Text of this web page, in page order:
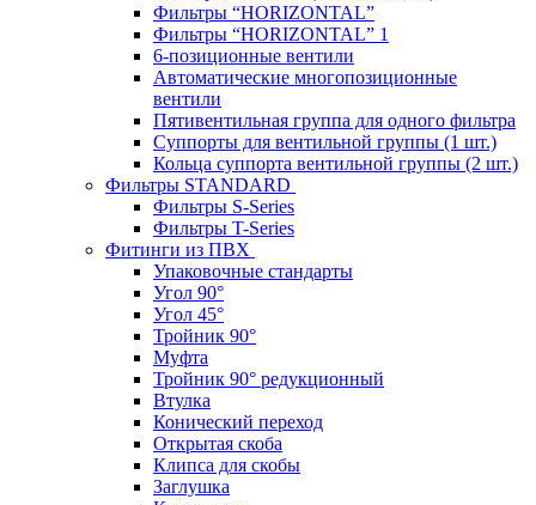
Фильтры “HORIZONTAL”
Фильтры “HORIZONTAL” 1
6-позиционные вентили
Автоматические многопозиционные
вентили
Пятивентильная группа для одного фильтра
Суппорты для вентильной группы (1 шт.)
Кольца суппорта вентильной группы (2 шт.)
Фильтры STANDARD
Фильтры S-Series
Фильтры T-Series
Фитинги из ПВХ
Упаковочные стандарты
Угол 90°
Угол 45°
Тройник 90°
Муфта
Тройник 90° редукционный
Втулка
Конический переход
Открытая скоба
Клипса для скобы
Заглушка